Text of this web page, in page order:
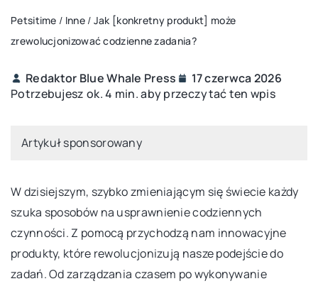
Petsitime / Inne/ Jak [konkretny produkt] może
zrewolucjonizować codzienne zadania?
Redaktor Blue Whale Press
17 czerwca 2026
Potrzebujesz ok. 4 min. aby przeczytać ten wpis
Artykuł sponsorowany
W dzisiejszym, szybko zmieniającym się świecie każdy
szuka sposobów na usprawnienie codziennych
czynności. Z pomocą przychodzą nam innowacyjne
produkty, które rewolucjonizują nasze podejście do
zadań. Od zarządzania czasem po wykonywanie